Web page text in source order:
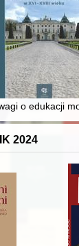
i
o edukacji
2024